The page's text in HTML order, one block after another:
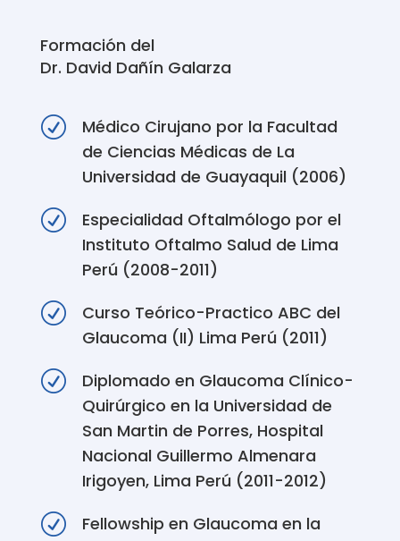
Formación del
Dr. David Dañín Galarza
R
Médico Cirujano por la Facultad
de Ciencias Médicas de La
Universidad de Guayaquil (2006)
R
Especialidad Oftalmólogo por el
Instituto Oftalmo Salud de Lima
Perú (2008-2011)
R
Curso Teórico-Practico ABC del
Glaucoma (II) Lima Perú (2011)
R
Diplomado en Glaucoma Clínico-
Quirúrgico en la Universidad de
San Martin de Porres, Hospital
Nacional Guillermo Almenara
Irigoyen, Lima Perú (2011-2012)
R
Fellowship en Glaucoma en la